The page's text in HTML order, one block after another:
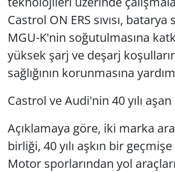
Castrol ON ERS sıvısı,
MGU-K'nin soğutulmasına
yüksek şarj ve deşarj
sağlığının korunmasına
Castrol ve Audi'nin 40 yılı aşan
Açıklamaya göre, iki marka
birliği, 40 yılı aşkın bir
Motor sporlarından yol